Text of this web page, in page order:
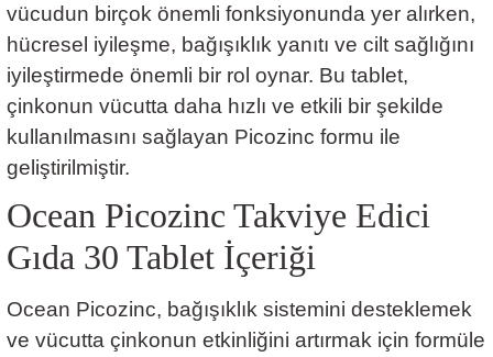
vücudun birçok önemli fonksiyonunda yer alırken,
hücresel iyileşme, bağışıklık yanıtı ve cilt sağlığını
iyileştirmede önemli bir rol oynar. Bu tablet,
çinkonun vücutta daha hızlı ve etkili bir şekilde
kullanılmasını sağlayan Picozinc formu ile
geliştirilmiştir.
Ocean Picozinc Takviye Edici
Gıda 30 Tablet İçeriği
Ocean Picozinc, bağışıklık sistemini desteklemek
ve vücutta çinkonun etkinliğini artırmak için formüle